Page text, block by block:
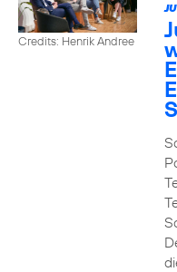
Credits: Henrik Andree